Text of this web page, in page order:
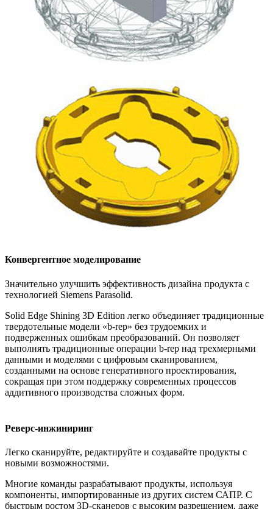
Конвергентное моделирование
Значительно улучшить эффективность дизайна продукта с
технологией Siemens Parasolid.
Solid Edge Shining 3D Edition легко объединяет традиционные
твердотельные модели «b-rep» без трудоемких и
подверженных ошибкам преобразований. Он позволяет
выполнять традиционные операции b-rep над трехмерными
данными и моделями с цифровым сканированием,
созданными на основе генеративного проектирования,
сокращая при этом поддержку современных процессов
аддитивного производства сложных форм.
Реверс-инжиниринг
Легко сканируйте, редактируйте и создавайте продукты с
новыми возможностями.
Многие команды разрабатывают продукты, используя
компоненты, импортированные из других систем САПР. С
быстрым ростом 3D-сканеров с высоким разрешением, даже